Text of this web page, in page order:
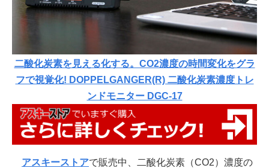
二酸化炭素を見える化する。CO2濃度の時間変化をグラ
フで視覚化! DOPPELGANGER(R) 二酸化炭素濃度トレ
ンドモニター DGC-17
アスキーストアで販売中、二酸化炭素（CO2）濃度の